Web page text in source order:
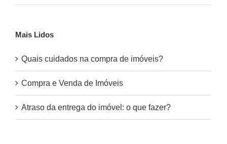
Mais Lidos
Quais cuidados na compra de imóveis?
Compra e Venda de Imóveis
Atraso da entrega do imóvel: o que fazer?